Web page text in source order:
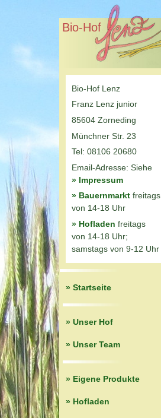
Bio-Hof
Bio-Hof Lenz
Franz Lenz junior
85604 Zorneding
Münchner Str. 23
Tel: 08106 20680
Email-Adresse: Siehe
» Impressum
» Bauernmarkt freitags
von 14-18 Uhr
» Hofladen freitags
von 14-18 Uhr;
samstags von 9-12 Uhr
» Startseite
» Unser Hof
» Unser Team
» Eigene Produkte
» Hofladen